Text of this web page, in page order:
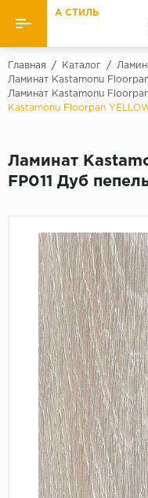
Назад
Ламинат
Ковролин и ковровая
Линолеум
Плинтус
Кварцевый ламинат SPC
Подложка под паркет и
А СТИЛЬ
Главная / Каталог /
Ламинат Kastamonu
Ламинат Kastamonu
Kastamonu Floorpan
Ламинат
FP011 Дуб